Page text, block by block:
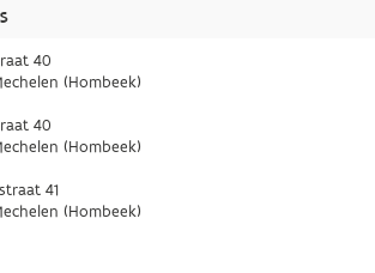
40
(Hombeek)
40
(Hombeek)
41
(Hombeek)